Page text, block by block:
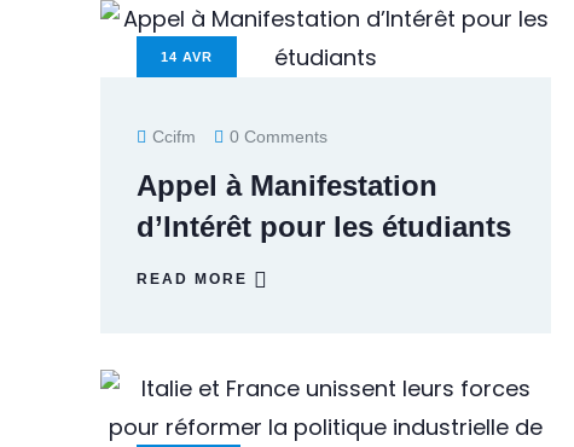
14 AVR
Ccifm 0 Comments
Appel à Manifestation
d’Intérêt pour les étudiants
READ MORE